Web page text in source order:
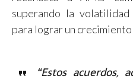
superando la
para lograr un
“Estos acuerdos,